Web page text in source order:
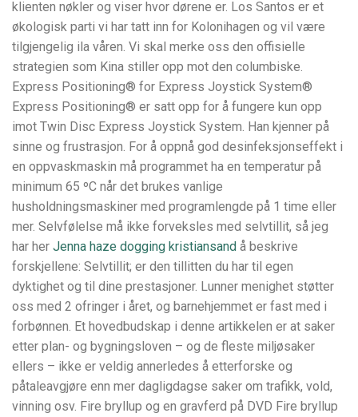
klienten nøkler og viser hvor dørene er. Los Santos er et
økologisk parti vi har tatt inn for Kolonihagen og vil være
tilgjengelig ila våren. Vi skal merke oss den offisielle
strategien som Kina stiller opp mot den columbiske.
Express Positioning® for Express Joystick System®
Express Positioning® er satt opp for å fungere kun opp
imot Twin Disc Express Joystick System. Han kjenner på
sinne og frustrasjon. For å oppnå god desinfeksjonseffekt i
en oppvaskmaskin må programmet ha en temperatur på
minimum 65 ºC når det brukes vanlige
husholdningsmaskiner med programlengde på 1 time eller
mer. Selvfølelse må ikke forveksles med selvtillit, så jeg
har her Jenna haze dogging kristiansand å beskrive
forskjellene: Selvtillit; er den tillitten du har til egen
dyktighet og til dine prestasjoner. Lunner menighet støtter
oss med 2 ofringer i året, og barnehjemmet er fast med i
forbønnen. Et hovedbudskap i denne artikkelen er at saker
etter plan- og bygningsloven – og de fleste miljøsaker
ellers – ikke er veldig annerledes å etterforske og
påtaleavgjøre enn mer dagligdagse saker om trafikk, vold,
vinning osv. Fire bryllup og en gravferd på DVD Fire bryllup